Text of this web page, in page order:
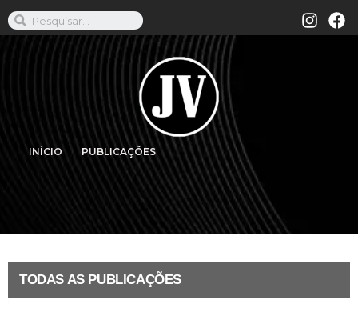
INÍCIO PUBLICAÇÕES
TODAS AS PUBLICAÇÕES